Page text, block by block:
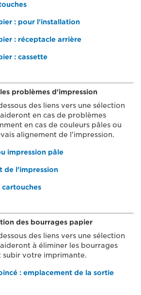
: pour l'installation
: réceptacle arrière
: cassette
problèmes d'impression
des liens vers une sélection
en cas de problèmes
en cas de couleurs pâles ou
alignement de l'impression.
impression pâle
de l'impression
cartouches
des bourrages papier
des liens vers une sélection
à éliminer les bourrages
votre imprimante.
: emplacement de la sortie